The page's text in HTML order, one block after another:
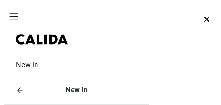
Zum Hauptinhalt springen
New In
New In